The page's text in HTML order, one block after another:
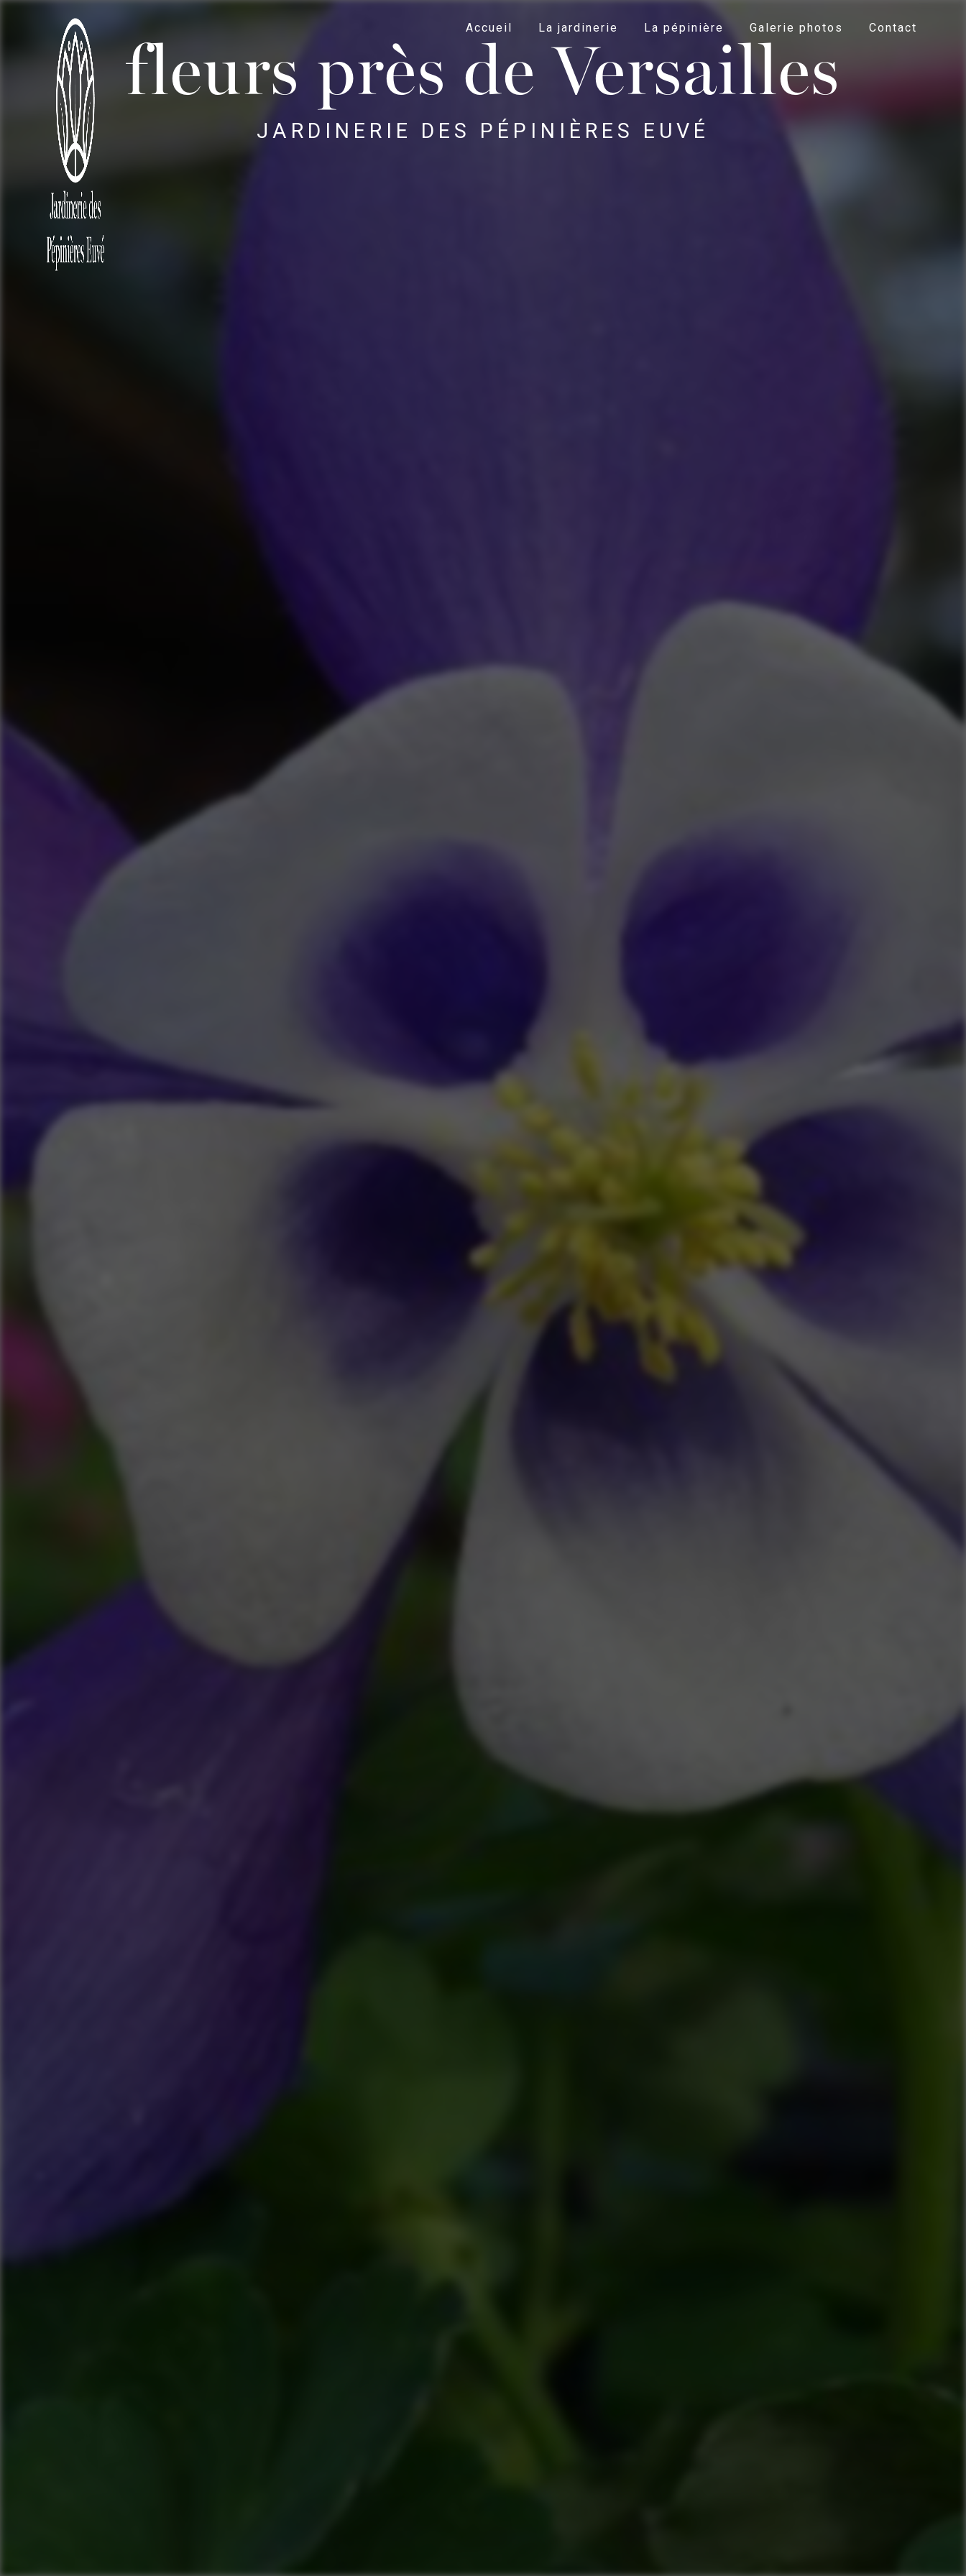
Accueil La jardinerie La pépinière Galerie photos Contact
fleurs près de Versailles
JARDINERIE DES PÉPINIÈRES EUVÉ